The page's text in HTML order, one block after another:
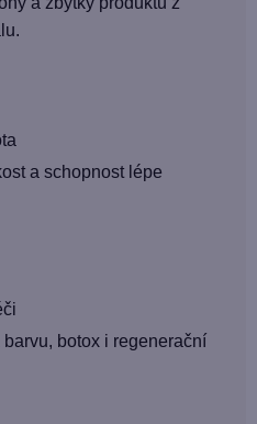
a schopnost lépe
botox i regenerační